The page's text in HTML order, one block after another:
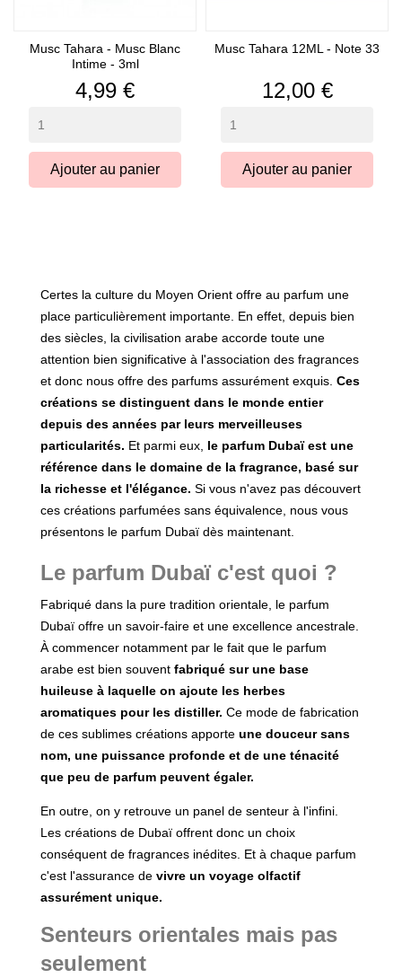
Musc Tahara - Musc Blanc
Intime - 3ml
Prix
4,99 €
Ajouter au panier
Musc Tahara 12ML - Note 33
Prix
12,00 €
Ajouter au panier
Certes la culture du Moyen Orient offre au parfum une
place particulièrement importante. En effet, depuis bien
des siècles, la civilisation arabe accorde toute une
attention bien significative à l'association des fragrances
et donc nous offre des parfums assurément exquis. Ces
créations se distinguent dans le monde entier
depuis des années par leurs merveilleuses
particularités. Et parmi eux, le parfum Dubaï est une
référence dans le domaine de la fragrance, basé sur
la richesse et l'élégance. Si vous n'avez pas découvert
ces créations parfumées sans équivalence, nous vous
présentons le parfum Dubaï dès maintenant.
Le parfum Dubaï c'est quoi ?
Fabriqué dans la pure tradition orientale, le parfum
Dubaï offre un savoir-faire et une excellence ancestrale.
À commencer notamment par le fait que le parfum
arabe est bien souvent fabriqué sur une base
huileuse à laquelle on ajoute les herbes
aromatiques pour les distiller. Ce mode de fabrication
de ces sublimes créations apporte une douceur sans
nom, une puissance profonde et de une ténacité
que peu de parfum peuvent égaler.
En outre, on y retrouve un panel de senteur à l'infini.
Les créations de Dubaï offrent donc un choix
conséquent de fragrances inédites. Et à chaque parfum
c'est l'assurance de vivre un voyage olfactif
assurément unique.
Senteurs orientales mais pas
seulement